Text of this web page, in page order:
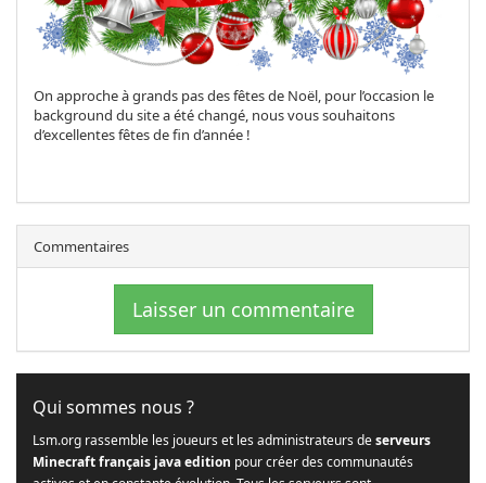
On approche à grands pas des fêtes de Noël, pour l’occasion le
background du site a été changé, nous vous souhaitons
d’excellentes fêtes de fin d’année !
Commentaires
Laisser un commentaire
Qui sommes nous ?
Lsm.org rassemble les joueurs et les administrateurs deserveurs
Minecraft français java edition pour créer des communautés